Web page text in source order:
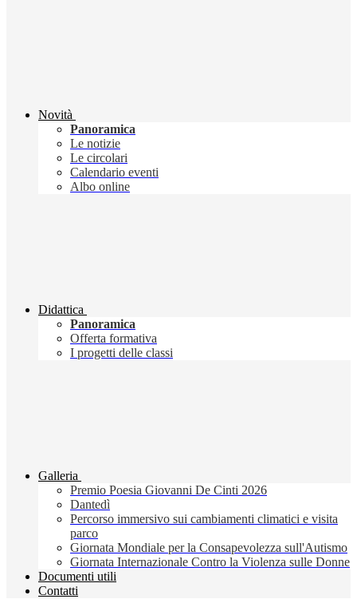
Novità
Panoramica
Le notizie
Le circolari
Calendario eventi
Albo online
Didattica
Panoramica
Offerta formativa
I progetti delle classi
Galleria
Premio Poesia Giovanni De Cinti 2026
Dantedì
Percorso immersivo sui cambiamenti climatici e visita
parco
Giornata Mondiale per la Consapevolezza sull'Autismo
Giornata Internazionale Contro la Violenza sulle Donne
Documenti utili
Contatti